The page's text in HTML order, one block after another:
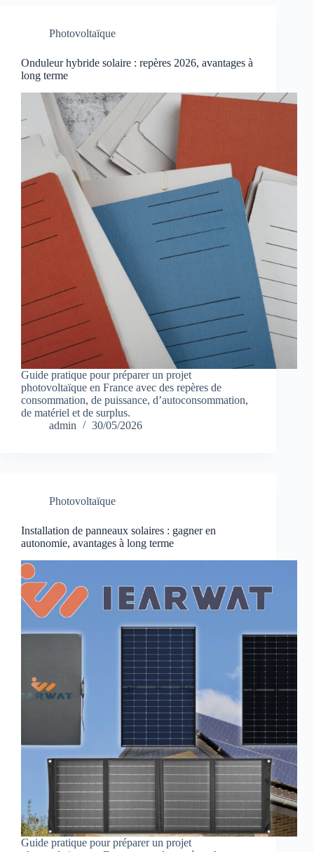
Photovoltaïque
Onduleur hybride solaire : repères 2026, avantages à
long terme
Guide pratique pour préparer un projet
photovoltaïque en France avec des repères de
consommation, de puissance, d’autoconsommation,
de matériel et de surplus.
admin
30/05/2026
Photovoltaïque
Installation de panneaux solaires : gagner en
autonomie, avantages à long terme
Guide pratique pour préparer un projet